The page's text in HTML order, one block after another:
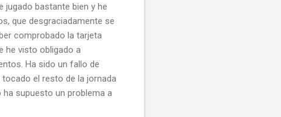
jugado bastante bien y he
que desgraciadamente se
comprobado la tarjeta
he visto obligado a
Ha sido un fallo de
el resto de la jornada
supuesto un problema a